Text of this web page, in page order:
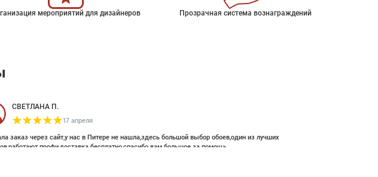
мероприятий для дизайнеров Прозрачная система вознаграждений
СВЕТЛАНА П.
17 апреля
заказ через сайт,у нас в Питере не нашла,здесь большой выбор обоев,один из лучших
профи,доставка бесплатно,спасибо вам большое за помощь.